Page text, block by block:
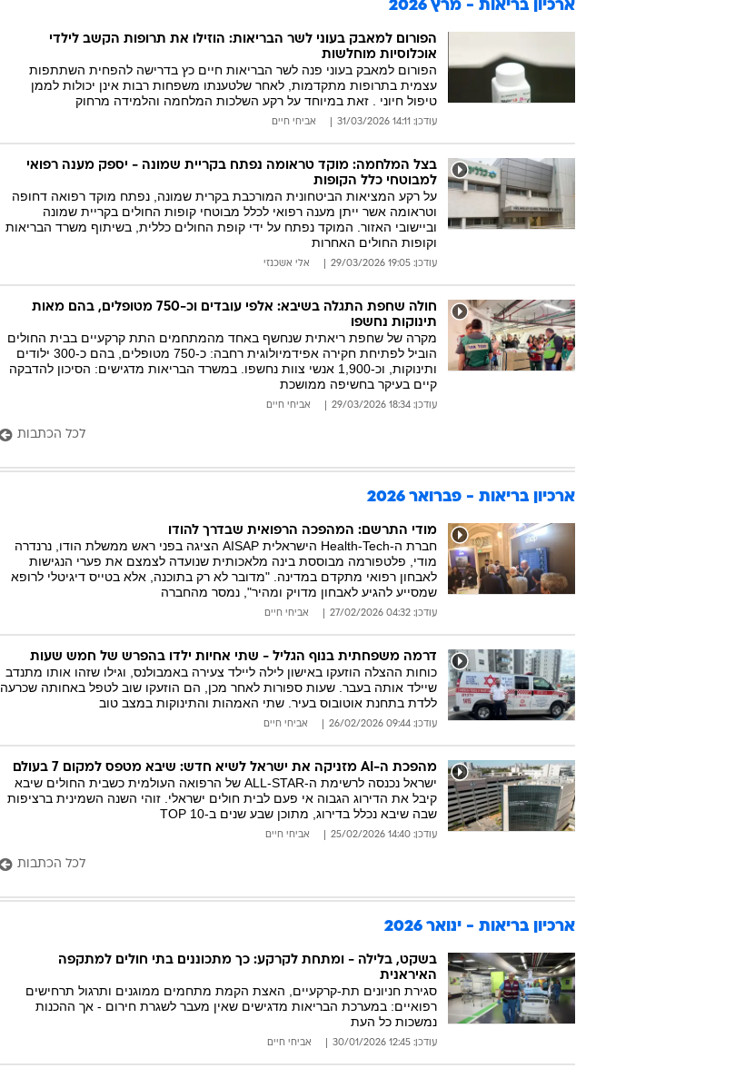
ארכיון בריאות - מרץ 2026
הפורום למאבק בעוני לשר הבריאות: הוזילו את תרופות הקשב לילדי
אוכלוסיות מוחלשות
הפורום למאבק בעוני פנה לשר הבריאות חיים כץ בדרישה להפחית השתתפות
עצמית בתרופות מתקדמות, לאחר שלטענתו משפחות רבות אינן יכולות לממן
טיפול חיוני . זאת במיוחד על רקע השלכות המלחמה והלמידה מרחוק
עודכן: 14:11 31/03/2026 אביחי חיים
בצל המלחמה: מוקד טראומה נפתח בקריית שמונה - יספק מענה רפואי
למבוטחי כלל הקופות
על רקע המציאות הביטחונית המורכבת בקרית שמונה, נפתח מוקד רפואה דחופה
וטראומה אשר ייתן מענה רפואי לכלל מבוטחי קופות החולים בקריית שמונה
וביישובי האזור. המוקד נפתח על ידי קופת החולים כללית, בשיתוף משרד הבריאות
וקופות החולים האחרות
עודכן: 19:05 29/03/2026 אלי אשכנזי
חולה שחפת התגלה בשיבא: אלפי עובדים וכ-750 מטופלים, בהם מאות
תינוקות נחשפו
מקרה של שחפת ריאתית שנחשף באחד מהמתחמים התת קרקעיים בבית החולים
הוביל לפתיחת חקירה אפידמיולוגית רחבה: כ-750 מטופלים, בהם כ-300 ילודים
ותינוקות, וכ-1,900 אנשי צוות נחשפו. במשרד הבריאות מדגישים: הסיכון להדבקה
קיים בעיקר בחשיפה ממושכת
עודכן: 18:34 29/03/2026 אביחי חיים
לכל הכתבות
ארכיון בריאות - פברואר 2026
מודי התרשם: המהפכה הרפואית שבדרך להודו
חברת ה-Health-Tech הישראלית AISAP הציגה בפני ראש ממשלת הודו, נרנדרה
מודי, פלטפורמה מבוססת בינה מלאכותית שנועדה לצמצם את פערי הנגישות
לאבחון רפואי מתקדם במדינה. "מדובר לא רק בתוכנה, אלא בטייס דיגיטלי לרופא
שמסייע להגיע לאבחון מדויק ומהיר", נמסר מהחברה
עודכן: 04:32 27/02/2026 אביחי חיים
דרמה משפחתית בנוף הגליל - שתי אחיות ילדו בהפרש של חמש שעות
כוחות ההצלה הוזעקו באישון לילה ליילד צעירה באמבולנס, וגילו שזהו אותו מתנדב
שיילד אותה בעבר. שעות ספורות לאחר מכן, הם הוזעקו שוב לטפל באחותה שכרעה
ללדת בתחנת אוטובוס בעיר. שתי האמהות והתינוקות במצב טוב
עודכן: 09:44 26/02/2026 אביחי חיים
מהפכת ה-AI מזניקה את ישראל לשיא חדש: שיבא מטפס למקום 7 בעולם
ישראל נכנסה לרשימת ה-ALL-STAR של הרפואה העולמית כשבית החולים שיבא
קיבל את הדירוג הגבוה אי פעם לבית חולים ישראלי. זוהי השנה השמינית ברציפות
שבה שיבא נכלל בדירוג, מתוכן שבע שנים ב-TOP 10
עודכן: 14:40 25/02/2026 אביחי חיים
לכל הכתבות
ארכיון בריאות - ינואר 2026
בשקט, בלילה - ומתחת לקרקע: כך מתכוננים בתי חולים למתקפה
האיראנית
סגירת חניונים תת-קרקעיים, האצת הקמת מתחמים ממוגנים ותרגול תרחישים
רפואיים: במערכת הבריאות מדגישים שאין מעבר לשגרת חירום - אך ההכנות
נמשכות כל העת
עודכן: 12:45 30/01/2026 אביחי חיים